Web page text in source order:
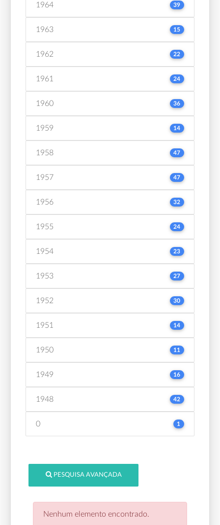
1964 39
1963 15
1962 22
1961 24
1960 36
1959 14
1958 47
1957 47
1956 32
1955 24
1954 23
1953 27
1952 30
1951 14
1950 11
1949 16
1948 42
0 1
PESQUISA AVANÇADA
Nenhum elemento encontrado.